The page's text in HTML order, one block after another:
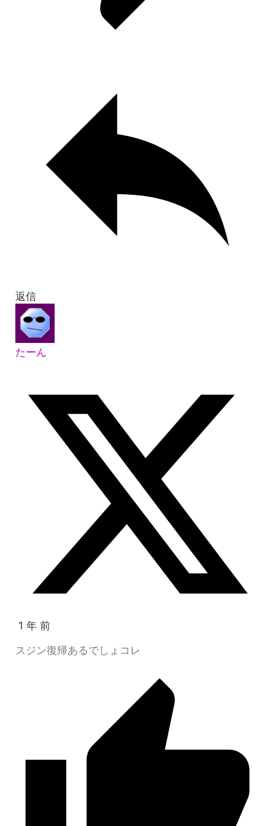
返信
たーん
1 年 前
スジン復帰あるでしょコレ